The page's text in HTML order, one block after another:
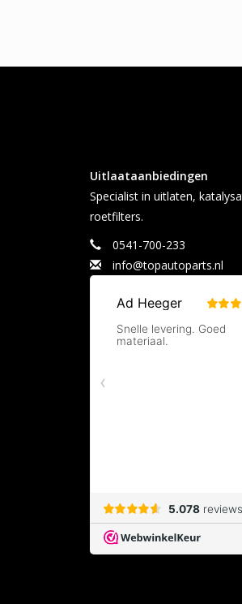
Uitlaataanbiedingen
Specialist in uitlaten,
roetfilters.
0541-700-233
info@topautoparts.nl